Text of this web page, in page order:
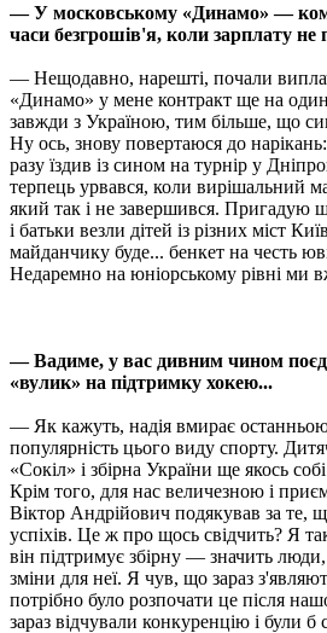
— У московському «Динамо» —
часи безгрошів'я, коли зарплату
— Нещодавно, нарешті, почали
«Динамо» у мене контракт ще на
завжди з Україною, тим більше, що
Ну ось, знову повертаюся до
разу їздив із сином на турнір у
терпець урвався, коли вирішальний
який так і не завершився. Пригадую
і батьки везли дітей із різних міст
майданчику буде... бенкет на честь
Недаремно на юніорському рівні ми
— Вадиме, у вас дивним чином
«вулик» на підтримку хокею...
— Як кажуть, надія вмирає
популярність цього виду спорту.
«Сокіл» і збірна України ще якось
Крім того, для нас величезною і
Віктор Андрійович подякував за те,
успіхів. Це ж про щось свідчить? Я
він підтримує збірну — значить
зміни для неї. Я чув, що зараз
потрібно було розпочати це після
зараз відчували конкуренцію і були